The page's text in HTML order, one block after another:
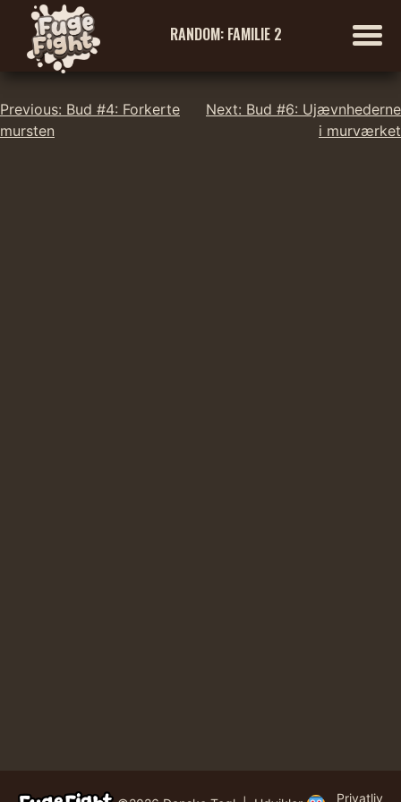
Skip
to
RANDOM: FAMILIE 2
Indlægsnavigation
Previous: Bud #4: Forkerte
mursten
Next: Bud #6: Ujævnhederne
i murværket
Privatliv